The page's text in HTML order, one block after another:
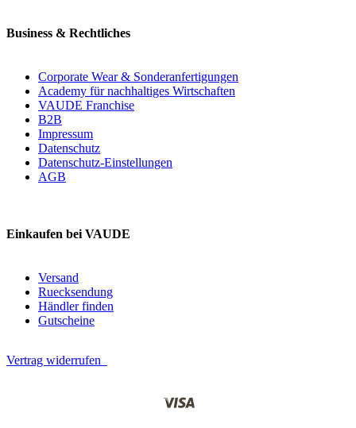
Business & Rechtliches
Corporate Wear & Sonderanfertigungen
Academy für nachhaltiges Wirtschaften
VAUDE Franchise
B2B
Impressum
Datenschutz
Datenschutz-Einstellungen
AGB
Einkaufen bei VAUDE
Versand
Ruecksendung
Händler finden
Gutscheine
Vertrag widerrufen